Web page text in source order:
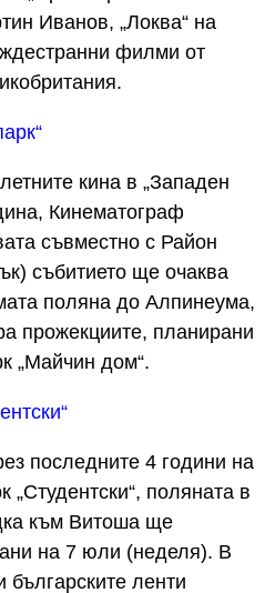
Иванов, „Локва“ на
филми от
кина в „Западен
Кинематограф
съвместно с Район
събитието ще очаква
поляна до Алпинеума,
прожекциите, планирани
„Майчин дом“.
последните 4 години на
„Студентски“, поляната в
към Витоша ще
на 7 юли (неделя). В
българските ленти